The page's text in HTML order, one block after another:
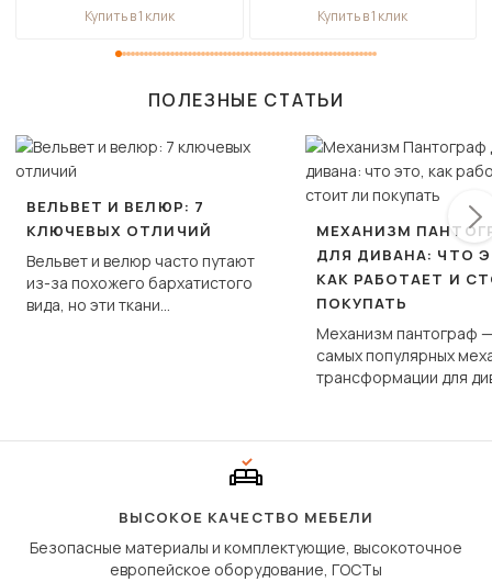
Купить в 1 клик Купить в 1 клик
ПОЛЕЗНЫЕ СТАТЬИ
ВЕЛЬВЕТ И ВЕЛЮР: 7
КЛЮЧЕВЫХ ОТЛИЧИЙ
Вельвет и велюр часто путают
из-за похожего бархатистого
вида, но эти ткани
МЕХАНИЗМ
ДЛЯ ДИВАНА: ЧТО
КАК РАБОТАЕТ И
ПОКУПАТЬ
Механизм пантограф
самых популярных
трансформации для
сиденье не
дугообразной
ВЫСОКОЕ КАЧЕСТВО МЕБЕЛИ
Безопасные материалы и комплектующие, высокоточное
европейское оборудование, ГОСТы